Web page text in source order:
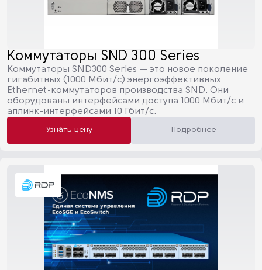
Коммутаторы SND 300 Series
Коммутаторы SND300 Series — это новое поколение
гигабитных (1000 Мбит/с) энергоэффективных
Ethernet-коммутаторов производства SND. Они
оборудованы интерфейсами доступа 1000 Мбит/с и
аплинк-интерфейсами 10 Гбит/с.
Узнать цену Подробнее